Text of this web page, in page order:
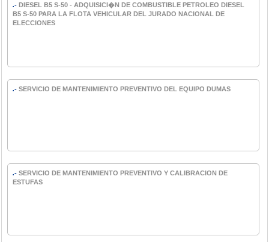
.- DIESEL B5 S-50 - ADQUISICI�N DE COMBUSTIBLE PETROLEO DIESEL
B5 S-50 PARA LA FLOTA VEHICULAR DEL JURADO NACIONAL DE
ELECCIONES
.- SERVICIO DE MANTENIMIENTO PREVENTIVO DEL EQUIPO DUMAS
.- SERVICIO DE MANTENIMIENTO PREVENTIVO Y CALIBRACION DE
ESTUFAS